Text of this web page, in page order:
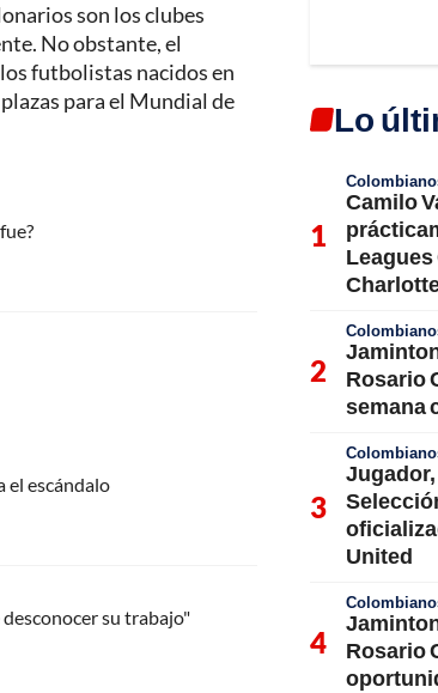
son los clubes
No obstante, el
futbolistas nacidos en
para el Mundial de
el escándalo
su trabajo"
Lo
Camilo
Leagues
Rosario
semana
United
Rosario